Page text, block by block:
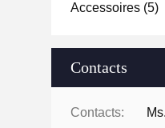
Accessoires (5)
Contacts
Contacts: